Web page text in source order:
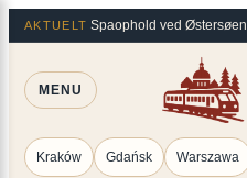
Spring
til
indhold
AKTUELT Spaophold ved Østersøen
MENU
Kraków Gdańsk Warszawa